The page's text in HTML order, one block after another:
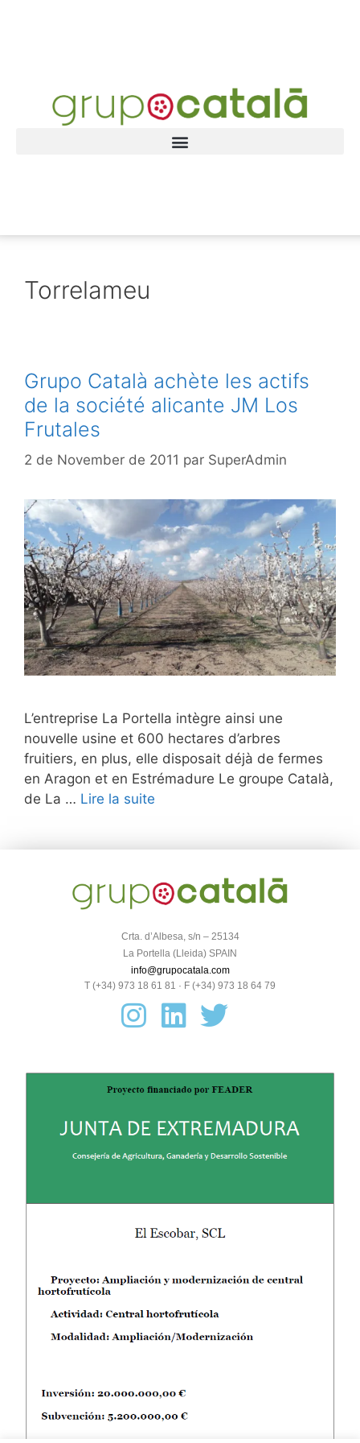
Torrelameu
Grupo Català achète les actifs
de la société alicante JM Los
Frutales
2 de November de 2011 par SuperAdmin
L’entreprise La Portella intègre ainsi une
nouvelle usine et 600 hectares d’arbres
fruitiers, en plus, elle disposait déjà de fermes
en Aragon et en Estrémadure Le groupe Català,
de La … Lire la suite
Crta. d’Albesa, s/n – 25134
La Portella (Lleida) SPAIN
info@grupocatala.com
T (+34) 973 18 61 81 · F (+34) 973 18 64 79